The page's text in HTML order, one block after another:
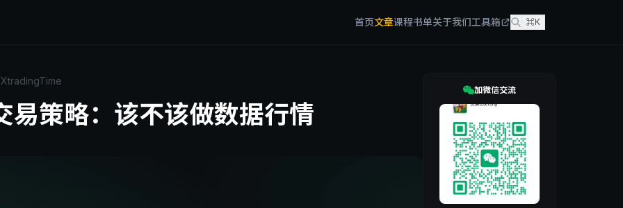
首页文章课程书单关于我们工具箱 ⌘K
XtradingTime
易策略：该不该做数据行情
加微信交流